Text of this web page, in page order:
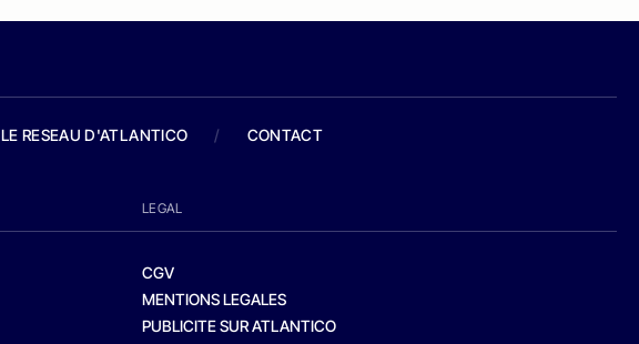
LE RESEAU D'ATLANTICO / CONTACT
LEGAL
CGV
MENTIONS LEGALES
PUBLICITE SUR ATLANTICO